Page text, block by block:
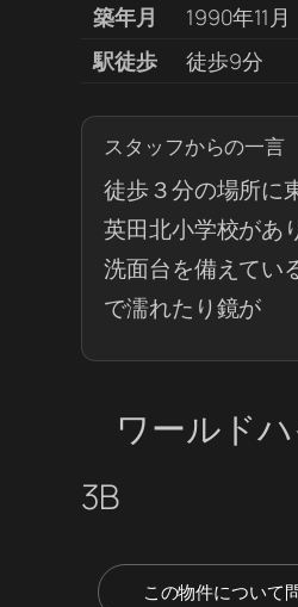
築年月
1990年11月
駅徒歩
徒歩9分
スタッフからの一言
徒歩３分の場所に
英田北小学校があ
洗面台を備えてい
で濡れたり鏡が
ワールド
3B
この物件について